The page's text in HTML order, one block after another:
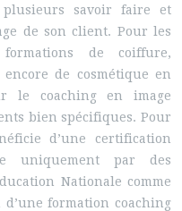
plusieurs savoir faire et
de son client. Pour les
de coiffure,
de cosmétique en
le coaching en image
bien spécifiques. Pour
d’une certification
uniquement par des
Nationale comme
d’une formation coaching